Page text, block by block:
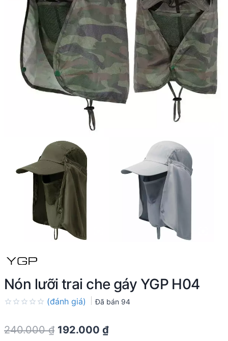
Nón lưỡi trai che gáy YGP H04
out
(đánh giá) Đã bán 94
240.000₫ Original
192.000 ₫Current